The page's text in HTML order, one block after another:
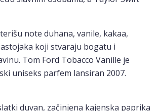
note duhana, vanile, kakaa,
koji stvaraju bogatu i
Tom Ford Tobacco Vanille je
uniseks parfem lansiran 2007.
duvan, začinjena kajenska paprika